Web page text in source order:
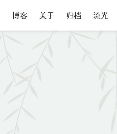
博客 关于 归档 流光